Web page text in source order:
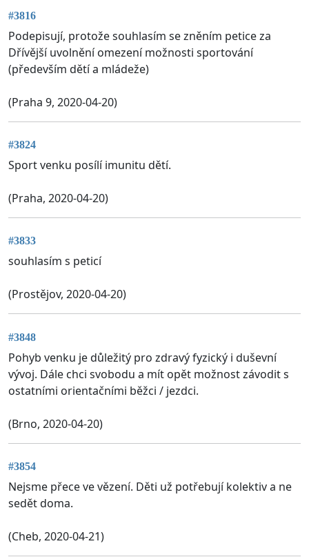
#3816
Podepisují, protože souhlasím se zněním petice za
Dřívější uvolnění omezení možnosti sportování
(především dětí a mládeže)
(Praha 9, 2020-04-20)
#3824
Sport venku posílí imunitu dětí.
(Praha, 2020-04-20)
#3833
souhlasím s peticí
(Prostějov, 2020-04-20)
#3848
Pohyb venku je důležitý pro zdravý fyzický i duševní
vývoj. Dále chci svobodu a mít opět možnost závodit s
ostatními orientačními běžci / jezdci.
(Brno, 2020-04-20)
#3854
Nejsme přece ve vězení. Děti už potřebují kolektiv a ne
sedět doma.
(Cheb, 2020-04-21)